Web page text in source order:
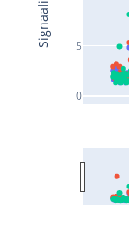
0
5